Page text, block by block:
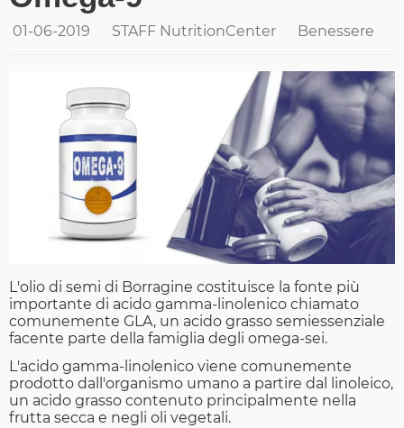
01-06-2019 STAFF NutritionCenter Benessere
L'olio di semi di Borragine costituisce la fonte più
importante di acido gamma-linolenico chiamato
comunemente GLA, un acido grasso semiessenziale
facente parte della famiglia degli omega-sei.
L'acido gamma-linolenico viene comunemente
prodotto dall'organismo umano a partire dal linoleico,
un acido grasso contenuto principalmente nella
frutta secca e negli oli vegetali.